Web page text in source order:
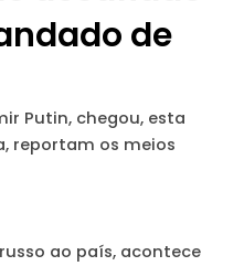
de
Putin, chegou, esta
reportam os meios
ao país, acontece